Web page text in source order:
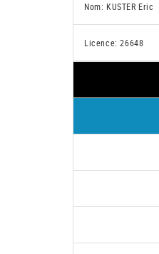
Nom: KUSTER Eric
Licence: 26648